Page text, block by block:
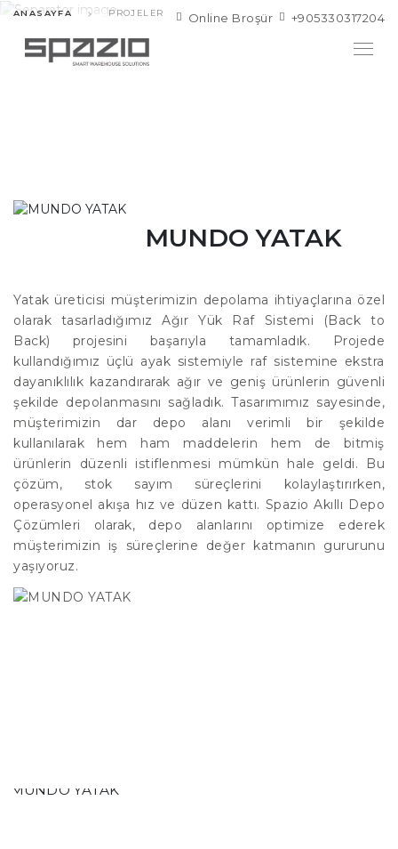
Online Broşür +905330317204
ANASAYFA PROJELER
MUNDO YATAK
Yatak üreticisi müşterimizin depolama ihtiyaçlarına özel
olarak tasarladığımız Ağır Yük Raf Sistemi (Back to
Back) projesini başarıyla tamamladık. Projede
kullandığımız üçlü ayak sistemiyle raf sistemine ekstra
dayanıklılık kazandırarak ağır ve geniş ürünlerin güvenli
şekilde depolanmasını sağladık. Tasarımımız sayesinde,
müşterimizin dar depo alanı verimli bir şekilde
kullanılarak hem ham maddelerin hem de bitmiş
ürünlerin düzenli istiflenmesi mümkün hale geldi. Bu
çözüm, stok sayım süreçlerini kolaylaştırırken,
operasyonel akışa hız ve düzen kattı. Spazio Akıllı Depo
Çözümleri olarak, depo alanlarını optimize ederek
müşterimizin iş süreçlerine değer katmanın gururunu
yaşıyoruz.